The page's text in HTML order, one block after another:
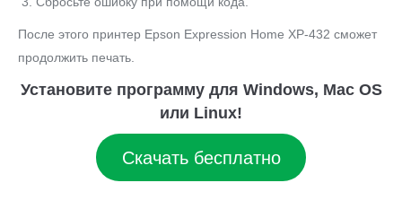
После этого принтер Epson Expression Home XP-432 сможет
продолжить печать.
Установите программу для Windows, Mac OS
или Linux!
Скачать бесплатно